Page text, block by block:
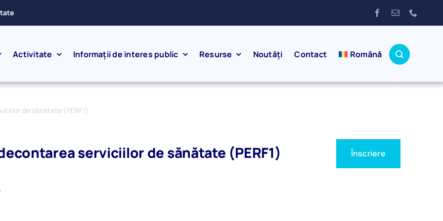
Activitate Informații de interes public Resurse Noutăți Contact Română
de sănătate (PERF1)
serviciilor de sănătate (PERF1) Înscriere